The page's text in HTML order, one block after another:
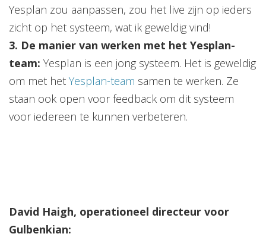
Yesplan zou aanpassen, zou het live zijn op ieders
zicht op het systeem, wat ik geweldig vind!
3. De manier van werken met het Yesplan-
team: Yesplan is een jong systeem. Het is geweldig
om met het Yesplan-team samen te werken. Ze
staan ook open voor feedback om dit systeem
voor iedereen te kunnen verbeteren.
David Haigh, operationeel directeur voor
Gulbenkian: